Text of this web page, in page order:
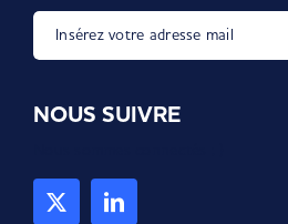
Insérez votre adresse mail
NOUS SUIVRE